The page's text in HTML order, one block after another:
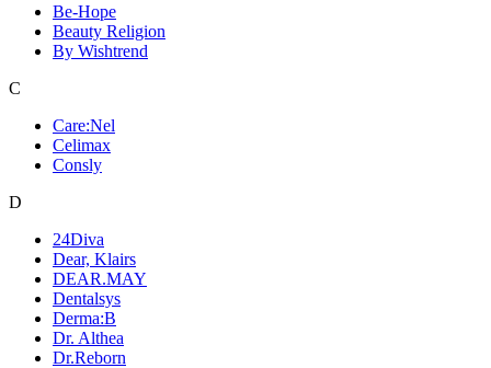
Be-Hope
Beauty Religion
By Wishtrend
C
Care:Nel
Celimax
Consly
D
24Diva
Dear, Klairs
DEAR.MAY
Dentalsys
Derma:B
Dr. Althea
Dr.Reborn